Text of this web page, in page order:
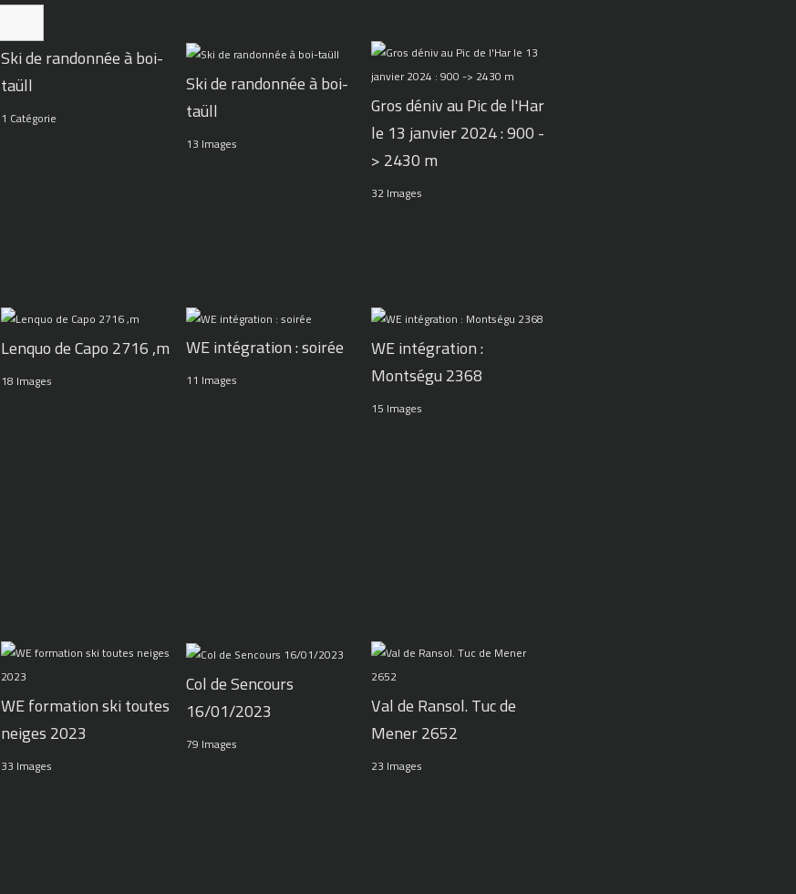
Ski de randonnée à boi-
taüll
1 Catégorie
Ski de randonnée à boi-
taüll
13 Images
Gros déniv au Pic de l'Har
le 13 janvier 2024 : 900 -
> 2430 m
32 Images
Lenquo de Capo 2716 ,m
18 Images
WE intégration : soirée
11 Images
WE intégration :
Montségu 2368
15 Images
WE formation ski toutes
neiges 2023
33 Images
Col de Sencours
16/01/2023
79 Images
Val de Ransol. Tuc de
Mener 2652
23 Images